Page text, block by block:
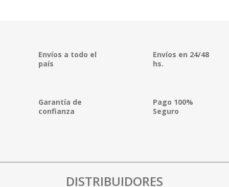
Envíos a todo el
país
Envíos en 24/48
hs.
Garantía de
confianza
Pago 100%
Seguro
DISTRIBUIDORES